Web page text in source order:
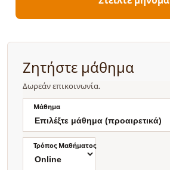
Ζητήστε μάθημα
Δωρεάν επικοινωνία.
Μάθημα
Τρόπος Μαθήματος